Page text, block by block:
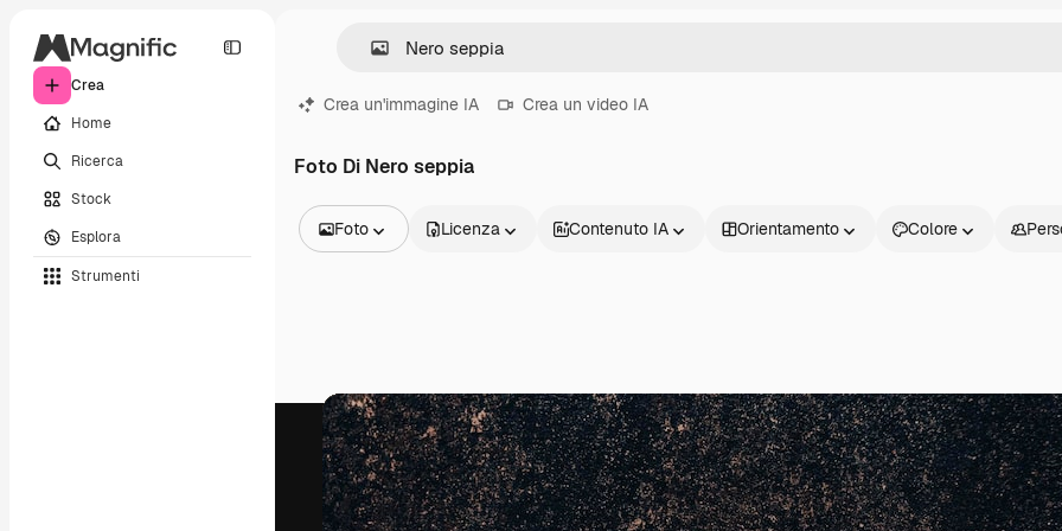
Crea
Home
Ricerca
Stock
Esplora
Strumenti
Crea un'immagine IA Crea un video IA
Foto Di Nero seppia
Foto
Video
Clip video
Motion graphic
Modelli di video
Icone
Modelli 3D
Font
Licenza Contenuto IA Orientamento Colore
Prodotti Inizia